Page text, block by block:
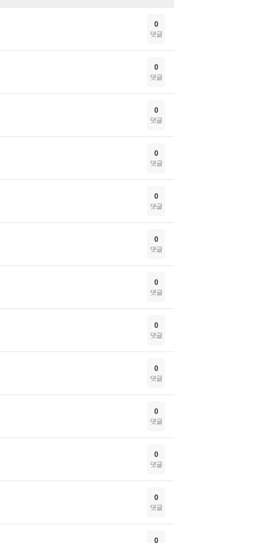
0
댓글
0
댓글
0
댓글
0
댓글
0
댓글
0
댓글
0
댓글
0
댓글
0
댓글
0
댓글
0
댓글
0
댓글
0